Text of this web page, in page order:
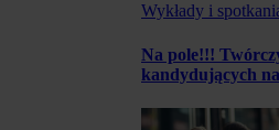
Wykłady i
Na pole!!!
kandydujących